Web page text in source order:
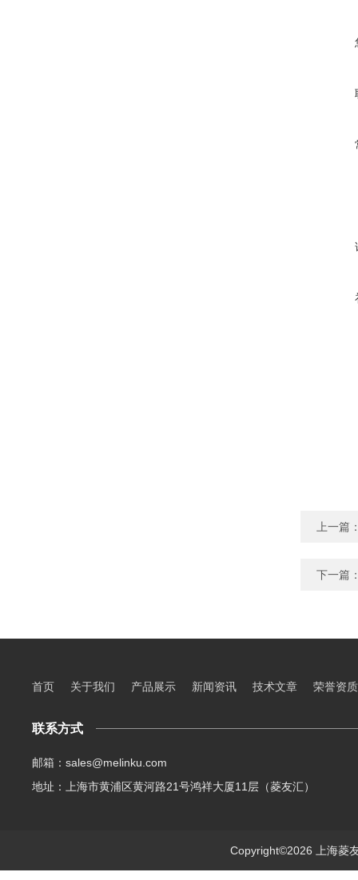
上一篇
下一篇
首页 关于我们 产品展示 新闻资讯 技术文章 荣誉资质
联系方式
邮箱：sales@melinku.com
地址：上海市黄浦区黄河路21号鸿祥大厦11层（菱友汇）
Copyright©2026 上海菱